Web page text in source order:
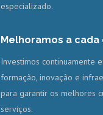
especializado.
Melhoramos a cada
Investimos continuamente
formação, inovação e
para garantir os melhores
serviços.